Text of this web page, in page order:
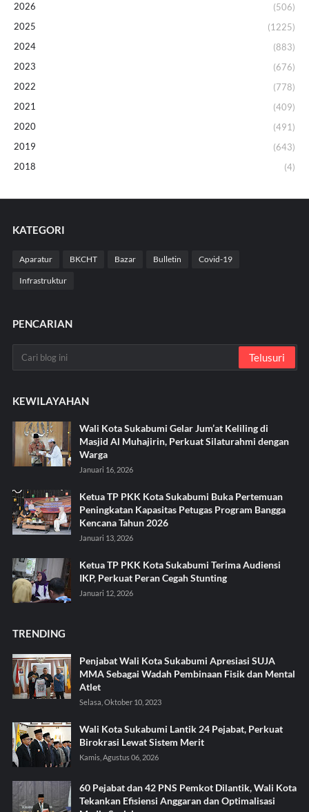
2026
(506)
2025
(1225)
2024
(883)
2023
(676)
2022
(778)
2021
(409)
2020
(491)
2019
(643)
2018
(4)
KATEGORI
Aparatur BKCHT Bazar Bulletin Covid-19
Infrastruktur
PENCARIAN
KEWILAYAHAN
Wali Kota Sukabumi Gelar Jum’at Keliling di
Masjid Al Muhajirin, Perkuat Silaturahmi dengan
Warga
Januari 16, 2026
Ketua TP PKK Kota Sukabumi Buka Pertemuan
Peningkatan Kapasitas Petugas Program Bangga
Kencana Tahun 2026
Januari 13, 2026
Ketua TP PKK Kota Sukabumi Terima Audiensi
IKP, Perkuat Peran Cegah Stunting
Januari 12, 2026
TRENDING
Penjabat Wali Kota Sukabumi Apresiasi SUJA
MMA Sebagai Wadah Pembinaan Fisik dan Mental
Atlet
Selasa, Oktober 10, 2023
Wali Kota Sukabumi Lantik 24 Pejabat, Perkuat
Birokrasi Lewat Sistem Merit
Kamis, Agustus 06, 2026
60 Pejabat dan 42 PNS Pemkot Dilantik, Wali Kota
Tekankan Efisiensi Anggaran dan Optimalisasi